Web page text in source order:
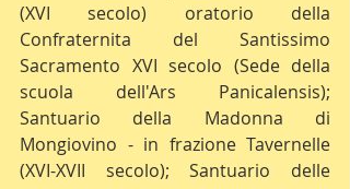
(XVI secolo) oratorio della
Confraternita del Santissimo
Sacramento XVI secolo (Sede della
scuola dell'Ars Panicalensis);
Santuario della Madonna di
Mongiovino - in frazione Tavernelle
(XVI-XVII secolo); Santuario delle